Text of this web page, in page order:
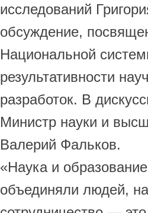
исследований
обсуждение,
Национальной
результативности
разработок. В
Министр науки и
Валерий Фальков.
«Наука и
объединяли людей,